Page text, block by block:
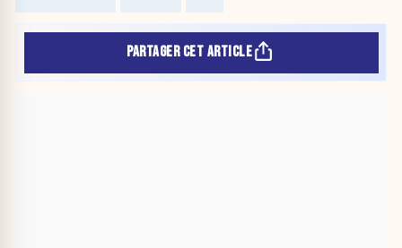
PARTAGER CET ARTICLE